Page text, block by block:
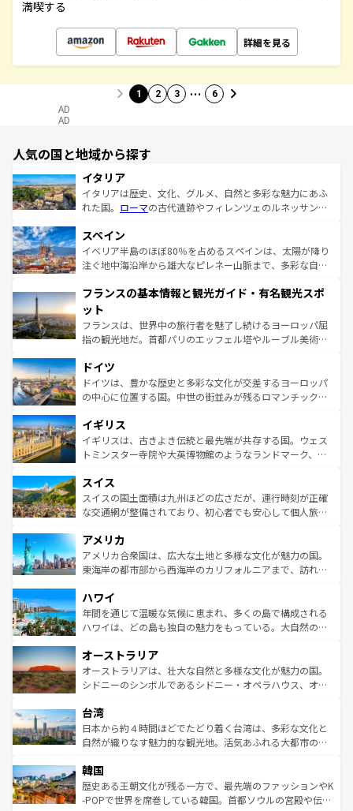
満喫する
詳細を見る
1 2 3 … 6
AD
AD
人気の国と地域から探す
イタリア
イタリアは歴史、文化、グルメ、自然と多彩な魅力にあふ
れた国。 ローマの古代遺跡やフィレンツェのルネッサンス
ろん、トスカーナの美しい田園風景やアマルフィ海岸の絶
景など、自然景観も見逃せない。観光の合間には、本場の
ピザやパスタなど、絶品のイタリア料理を堪能することも
ませてくれるイタリアで、忘れられない旅をしてみよう！
なお、新着のイタリア情報は
しい。
スペイン
イベリア半島のほぼ80％を占めるスペインは、太陽が降り
注ぐ地中海沿岸から雄大なピレネー山脈まで、多彩な自然
文化が根付くこの国では、情熱的なフラメンコ、熱気あふ
れる闘牛、そして美味しいタパスが生活の一部となってい
る。首都マドリードの洗練された雰囲気や、バルセロナの
アートに溢れた街角から、地方では古代ローマ遺跡や中世
せる。地方によって風土や気候が異なるスペインはその個
性で訪れる人を魅了する。 なお、新着のスペイン情報は コ
ンテンツ一覧を参照してほしい。
フランスの基本情報と観光ガイド・有名観光スポ
ット
フランスは、世界中の旅行者を魅了し続けるヨーロッパ屈
指の観光地だ。首都パリのエッフェル塔やルーブル美術館
で、幅広い魅力が詰まっている。華麗な宮殿、歴史的な大
聖堂、美しいビーチ、そして豊かな自然が、訪れる者を心
から魅了する。また、フランスは美食の国としても知ら
いる。シャンパンの発祥地であるランス、プロヴァンスの
香り高いラベンダー畑など、多彩な楽しみ方が可能だ。さ
らに、パリ以外の地域にも魅力が溢れており、どの街角に
れる地方に足を運ぶとそれぞれで全く異なる文化を体験で
きるだろう。 なお、新着のフランス情報はコンテンツ一覧
を参照してほしい。
ドイツ
ドイツは、豊かな歴史と多彩な文化が交差するヨーロッパ
の中心に位置する国。中世の街並みが残るロマンチック街
顔を持つこの国は、どこを歩いても飽きることがない。ベ
ルリンの文化的活気、バイエルン州のアルプスの絶景、そ
してライン川沿いのワイン畑といった風景は必見。ビール
は、お酒好きな人にはぜひ体験してほしい。 なお、新着の
ドイツ情報はコンテンツ一覧を参照してほしい。
イギリス
イギリスは、古きよき伝統と最先端が共存する国。ウェス
トミンスター寺院や大英博物館のようなランドマーク、歴
リアごとに異なる魅力がある。また、優雅なアフタヌーン
ティー、ビール好きにはたまらない英国パブ、サッカー観
戦など、本場だからこそできる体験も豊富。イギリスを旅
ンツ一覧を参照してほしい。
スイス
スイスの国土面積は九州ほどの広さだが、運行時刻が正確
な交通網が整備されており、初心者でも安心して個人旅行
の建物がそのまま残る町や、スイスならではのユニークな
博物館もあり、アルプス観光だけでなく町歩きも満喫する
ことができる。国民の所得が高いため物価も高いが、旅行
ば市内交通費無料で観光を楽しむこともできる。 なお、新
着のスイス情報はコンテンツ一覧 を参照してほしい。
アメリカ
アメリカ合衆国は、広大な土地と多様な文化が魅力の国。
東海岸の都市部から西海岸のカリフォルニアまで、訪れる
のような巨大都市は、観光、ショッピング、エンターテイ
ンメントが詰まった刺激的なスポットだ。一方、アメリカ
西部には大自然が広がり、グランドキャニオンやイエロー
部のニューオーリンズでは、音楽と美食が融合した独特の
文化が魅力。旅行者はアメリカの各地域で異なる魅力を楽
しみながら、その多様性と豊かな歴史を感じることができ
ならではの贅沢な旅のスタイルだ。 なお、新着のアメリカ
情報はコンテンツ一覧を参照してほしい。
ハワイ
年間を通じて温暖な気候に恵まれ、多くの島で構成される
ハワイは、どの島も独自の魅力をもっている。大自然の神
ワイ島は見逃せない。また、定番の観光地といえばオアフ
島だが、静かな自然を求めるならマウイ島やカウアイ島が
おすすめ。エメラルドグリーンに輝く海をはじめ、豊かな
れるおもてなしの心で訪れる人々を迎えてくれるハワイの
人々、おいしいローカルフードやハワイアンミュージッ
ク、伝統的なフラダンスなど、すべてがハワイの魅力を彩
ワイを、存分に味わってほしい。 なお、新着のハワイ情報
はコンテンツ一覧を参照してほしい。
オーストラリア
オーストラリアは、壮大な自然と多様な文化が魅力の国。
シドニーのシンボルであるシドニー・オペラハウス、オー
リアリーフや大陸中央部にそびえるウルル（エアーズロッ
ク）、タスマニアの美しい原生林やケアンズの熱帯雨林な
ど、見どころがたくさん。また、カフェやワイン、オージ
いる。アクティビティも充実しており、サーフィンやダイ
ビング、ハイキングなど、アウトドア好きにはたまらな
い。オーストラリアの多彩な魅力を存分に味わいつくそ
台湾
日本から約４時間ほどでたどり着く台湾は、多彩な文化と
自然が織りなす魅力的な観光地。活気あふれる大都市の台
ン）、静ひつな山岳地帯である台湾東部など、都市の喧騒
と山間の静けさが共存しており、訪れる人に新しい発見と
驚きをもたらしてくれる。また、奥深い台湾の食文化も魅
韓国
歴史ある王朝文化が残る一方で、最先端のファッションやK
-POPで世界を席巻している韓国。首都ソウルの宮殿や伝統